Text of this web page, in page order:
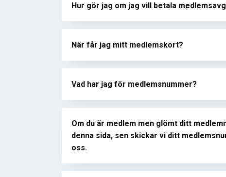
Hur gör jag om jag vill betala
När får jag mitt medlemskort?
Vad har jag för medlemsnummer?
Om du är medlem men glömt ditt
denna sida, sen skickar vi ditt
oss.